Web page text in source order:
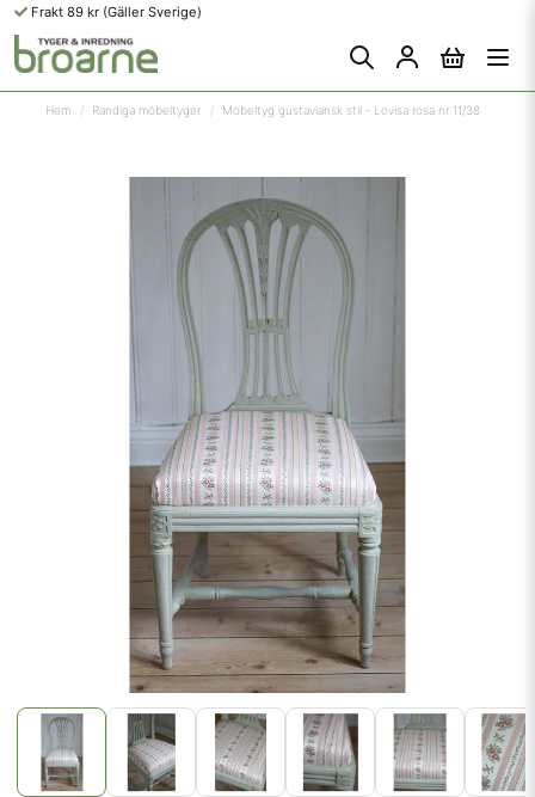
Frakt 89 kr (Gäller Sverige)
Hem Randiga möbeltyger Möbeltyg gustaviansk stil - Lovisa rosa nr 11/38